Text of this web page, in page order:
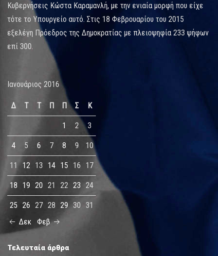
Κυβερνήσεις Κώστα Καραμανλή, με την ενιαία μορφή που είχε
τότε το Υπουργείο αυτό. Στις 18 Φεβρουαρίου του 2015
εξελέγη Πρόεδρος της Δημοκρατίας με πλειοψηφία 233 ψήφων
επί 300.
Ιανουάριος 2016
Δ Τ Τ Π Π Σ Κ
1 2 3
4 5 6 7 8 9 10
11 12 13 14 15 16 17
18 19 20 21 22 23 24
25 26 27 28 29 30 31
Δεκ
Φεβ
Τελευταία άρθρα